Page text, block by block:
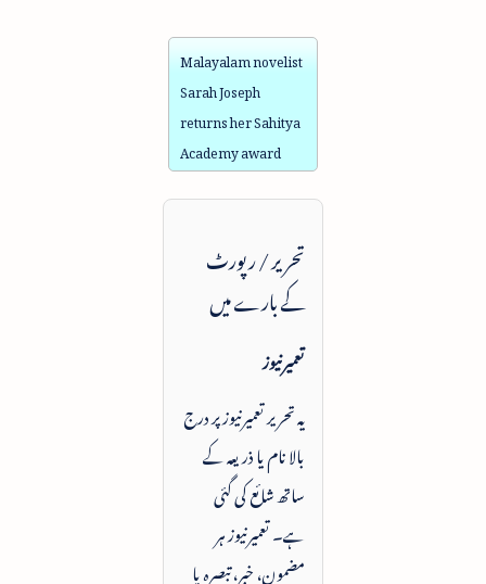
Malayalam novelist
Sarah Joseph
returns her Sahitya
Academy award
تحریر / رپورٹ
کے بارے میں
تعمیرنیوز
یہ تحریر تعمیرنیوز پر درج
بالا نام یا ذریعہ کے
ساتھ شائع کی گئی
ہے۔ تعمیرنیوز ہر
مضمون، خبر، تبصرہ یا